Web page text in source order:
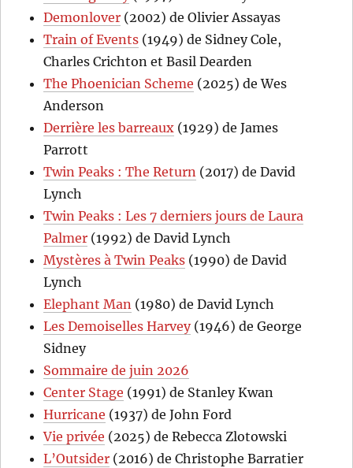
Demonlover (2002) de Olivier Assayas
Train of Events (1949) de Sidney Cole,
Charles Crichton et Basil Dearden
The Phoenician Scheme (2025) de Wes
Anderson
Derrière les barreaux (1929) de James
Parrott
Twin Peaks : The Return (2017) de David
Lynch
Twin Peaks : Les 7 derniers jours de Laura
Palmer (1992) de David Lynch
Mystères à Twin Peaks (1990) de David
Lynch
Elephant Man (1980) de David Lynch
Les Demoiselles Harvey(1946) de George
Sidney
Sommaire de juin 2026
Center Stage (1991) de Stanley Kwan
Hurricane (1937) de John Ford
Vie privée (2025) de Rebecca Zlotowski
L’Outsider (2016) de Christophe Barratier